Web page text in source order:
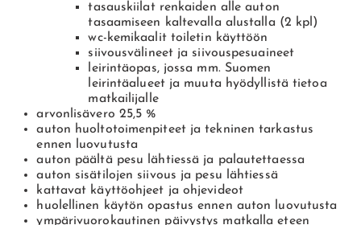
tasauskiilat renkaiden alle auton
tasaamiseen kaltevalla alustalla (2 kpl)
wc-kemikaalit toiletin käyttöön
siivousvälineet ja siivouspesuaineet
leirintäopas, jossa mm. Suomen
leirintäalueet ja muuta hyödyllistä tietoa
matkailijalle
arvonlisävero 25,5 %
auton huoltotoimenpiteet ja tekninen tarkastus
ennen luovutusta
auton päältä pesu lähtiessä ja palautettaessa
auton sisätilojen siivous ja pesu lähtiessä
kattavat käyttöohjeet ja ohjevideot
huolellinen käytön opastus ennen auton luovutusta
ympärivuorokautinen päivystys matkalla eteen